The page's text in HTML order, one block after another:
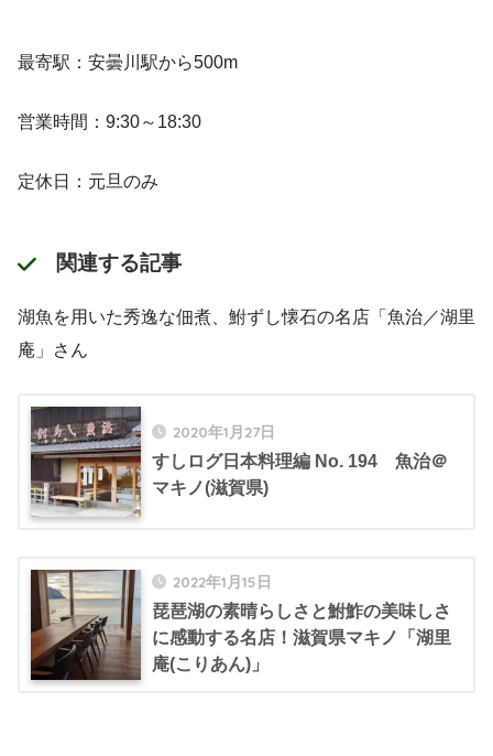
最寄駅：安曇川駅から500m
営業時間：9:30～18:30
定休日：元旦のみ
関連する記事
湖魚を用いた秀逸な佃煮、鮒ずし懐石の名店「魚治／湖里
庵」さん
2020年1月27日
すしログ日本料理編 No. 194 魚治＠
マキノ(滋賀県)
2022年1月15日
琵琶湖の素晴らしさと鮒鮓の美味しさ
に感動する名店！滋賀県マキノ「湖里
庵(こりあん)」